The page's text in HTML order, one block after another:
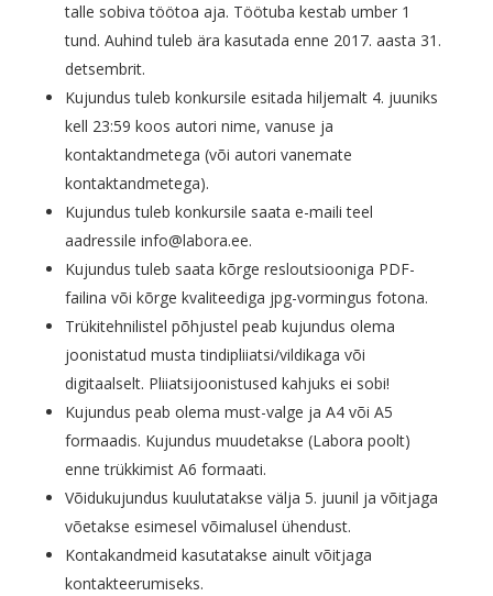
talle sobiva töötoa aja. Töötuba kestab umber 1
tund. Auhind tuleb ära kasutada enne 2017. aasta 31.
detsembrit.
Kujundus tuleb konkursile esitada hiljemalt 4. juuniks
kell 23:59 koos autori nime, vanuse ja
kontaktandmetega (või autori vanemate
kontaktandmetega).
Kujundus tuleb konkursile saata e-maili teel
aadressile info@labora.ee.
Kujundus tuleb saata kõrge resloutsiooniga PDF-
failina või kõrge kvaliteediga jpg-vormingus fotona.
Trükitehnilistel põhjustel peab kujundus olema
joonistatud musta tindipliiatsi/vildikaga või
digitaalselt. Pliiatsijoonistused kahjuks ei sobi!
Kujundus peab olema must-valge ja A4 või A5
formaadis. Kujundus muudetakse (Labora poolt)
enne trükkimist A6 formaati.
Võidukujundus kuulutatakse välja 5. juunil ja võitjaga
võetakse esimesel võimalusel ühendust.
Kontakandmeid kasutatakse ainult võitjaga
kontakteerumiseks.